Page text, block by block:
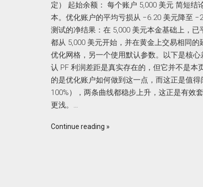
定） 起始余额： 每个账户 5,000 美元 简短
本。优化账户的平均亏损从 −6.20 美元降至
测试的净结果：在 5,000 美元本金基础上，
都从 5,000 美元开始，并在黄金上交易相同
优化网格，另一个使用默认参数。以下是核
认 PF 利润差距是真实存在的，但它并不是
的是优化账户如何做到这一点，而这正是值
100%），两条曲线都稳步上升，这正是有效
更浅。…
Continue reading